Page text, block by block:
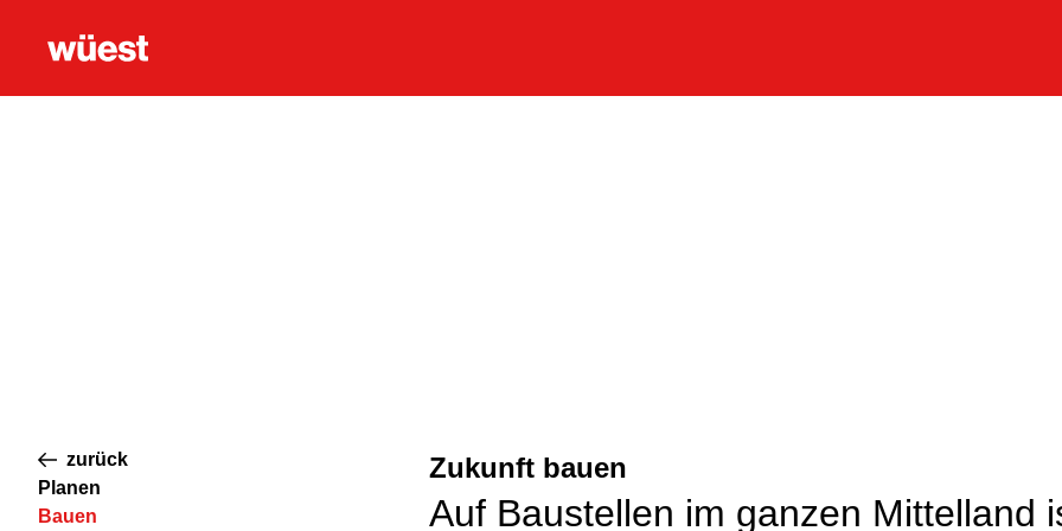
zurück
Planen
Bauen
Zukunft bauen
Auf Baustellen im ganzen Mittelland